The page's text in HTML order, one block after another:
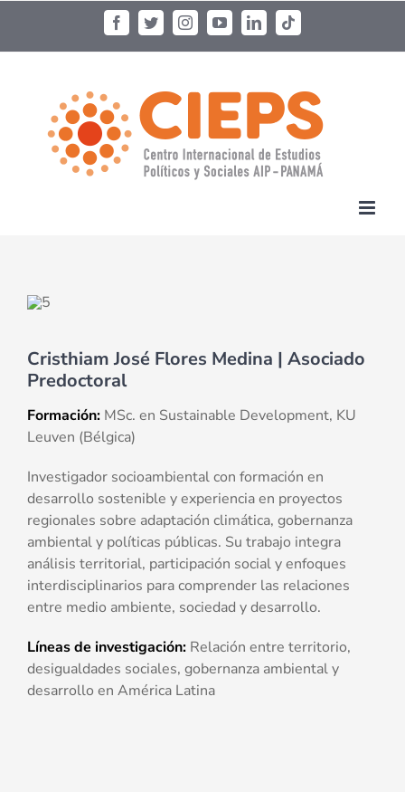
Cristhiam José Flores Medina | Asociado
Predoctoral
Formación: MSc. en Sustainable Development, KU
Leuven (Bélgica)
Investigador socioambiental con formación en
desarrollo sostenible y experiencia en proyectos
regionales sobre adaptación climática, gobernanza
ambiental y políticas públicas. Su trabajo integra
análisis territorial, participación social y enfoques
interdisciplinarios para comprender las relaciones
entre medio ambiente, sociedad y desarrollo.
Líneas de investigación: Relación entre territorio,
desigualdades sociales, gobernanza ambiental y
desarrollo en América Latina